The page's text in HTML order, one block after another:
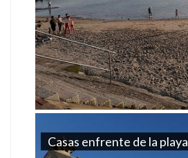
Casas enfrente de la playa